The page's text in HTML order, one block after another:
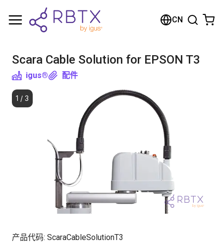
CN
Scara Cable Solution for EPSON T3
igus® 配件
1 / 3
产品代码: ScaraCableSolutionT3
购物车
浏览商店